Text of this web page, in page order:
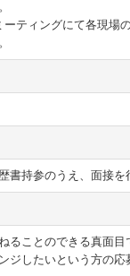
。
ティングにて各現場
書持参のうえ、面接を
ることのできる真面目
ジしたいという方の応